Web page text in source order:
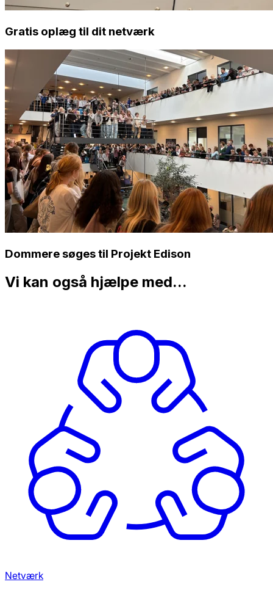
Gratis oplæg til dit netværk
Dommere søges til Projekt Edison
Vi kan også hjælpe med...
Netværk